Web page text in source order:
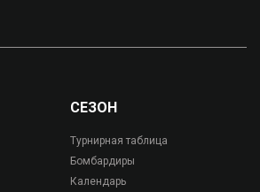
СЕЗОН
Турнирная таблица
Бомбардиры
Календарь